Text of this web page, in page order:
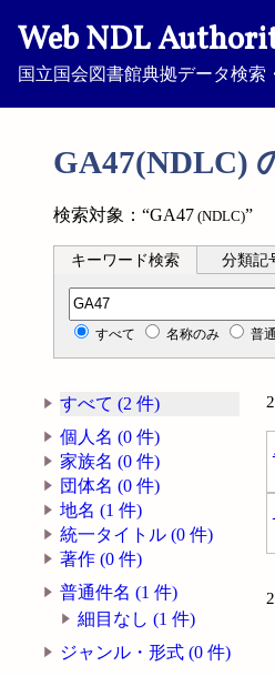
Web NDL
国立国会図書館典拠データ検索
GA47(NDLC)
検索対象：“GA47 (NDLC)”
キーワード検索 分類記
分類記号検索
すべて 名称のみ 普
すべて (2 件)
個人名 (0 件)
家族名 (0 件)
団体名 (0 件)
地名 (1 件)
統一タイトル (0 件)
著作 (0 件)
普通件名 (1 件)
細目なし (1 件)
ジャンル・形式 (0 件)